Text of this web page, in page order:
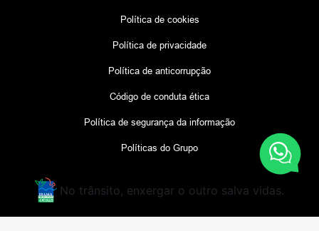
Política de cookies
Política de privacidade
Política de anticorrupção
Código de conduta ética
Política de segurança da informação
Políticas do Grupo
No trânsito, enxergar o outro salva vidas.